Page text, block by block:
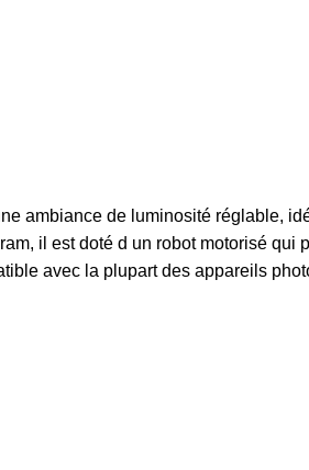
ambiance de luminosité réglable,
il est doté d un robot motorisé
avec la plupart des appareils